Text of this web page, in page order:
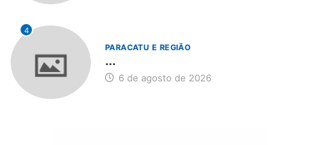
4
PARACATU E REGIÃO
...
6 de agosto de 2026